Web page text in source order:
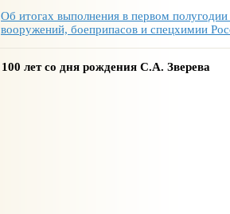
Об итогах выполнения в первом
вооружений, боеприпасов и спецхимии
100 лет со дня рождения С.А. Зверева